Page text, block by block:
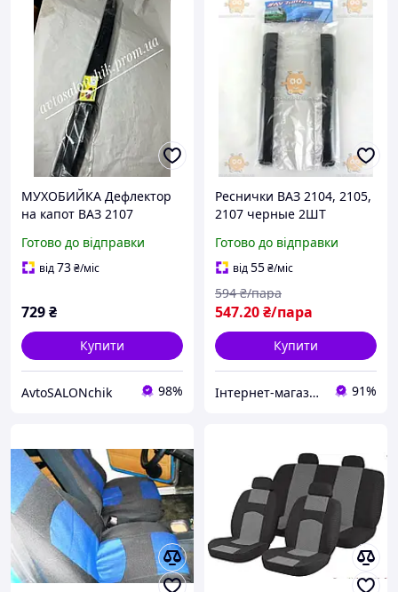
МУХОБИЙКА Дефлектор
на капот ВАЗ 2107
Готово до відправки
від73₴/міс
729₴
Купити
AvtoSALONchik 98%
Реснички ВАЗ 2104, 2105,
2107 черные 2ШТ
AV-TUNING) ПИР 71397
Готово до відправки
від55₴/міс
547.20₴/пара
594 ₴/пара
Купити
Інтернет-магазин "Запчастинки" 91%